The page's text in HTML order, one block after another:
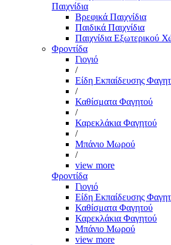
Παιχνίδια
Βρεφικά Παιχνίδια
Παιδικά Παιχνίδια
Παιχνίδια Εξωτερικού
Φροντίδα
Γιογιό
/
Είδη Εκπαίδευσης
/
Καθίσματα Φαγητού
/
Καρεκλάκια Φαγητού
/
Μπάνιο Μωρού
/
view more
Φροντίδα
Γιογιό
Είδη Εκπαίδευσης
Καθίσματα Φαγητού
Καρεκλάκια Φαγητού
Μπάνιο Μωρού
view more